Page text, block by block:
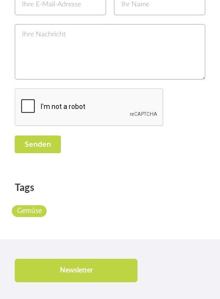
Tags
Gemüse
Newsletter